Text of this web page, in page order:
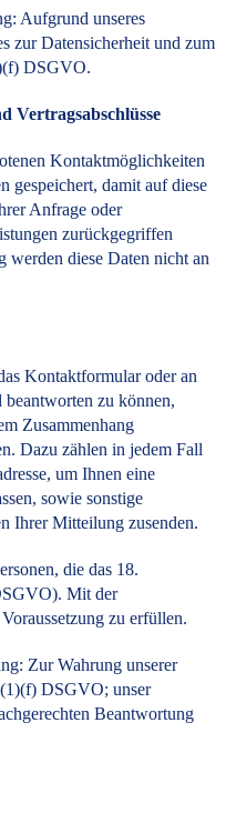
Aufgrund unseres
zur Datensicherheit und zum
DSGVO.
Vertragsabschlüsse
Kontaktmöglichkeiten
gespeichert, damit auf diese
Anfrage oder
zurückgegriffen
diese Daten nicht an
Kontaktformular oder an
beantworten zu können,
Zusammenhang
Dazu zählen in jedem Fall
um Ihnen eine
sowie sonstige
Ihrer Mitteilung zusenden.
die das 18.
Mit der
zu erfüllen.
Zur Wahrung unserer
DSGVO; unser
Beantwortung